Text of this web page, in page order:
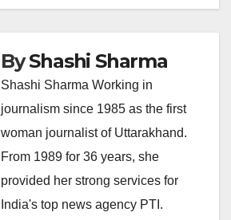
ByShashi Sharma
Shashi Sharma Working in
journalism since 1985 as the first
woman journalist of Uttarakhand.
From 1989 for 36 years, she
provided her strong services for
India's top news agency PTI.